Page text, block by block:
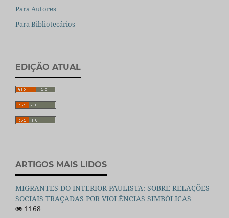
Para Autores
Para Bibliotecários
EDIÇÃO ATUAL
ARTIGOS MAIS LIDOS
MIGRANTES DO INTERIOR PAULISTA: SOBRE RELAÇÕES
SOCIAIS TRAÇADAS POR VIOLÊNCIAS SIMBÓLICAS
1168